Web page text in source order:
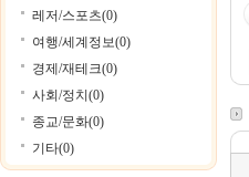
레저/스포츠(0)
여행/세계정보(0)
경제/재테크(0)
사회/정치(0)
종교/문화(0)
기타(0)